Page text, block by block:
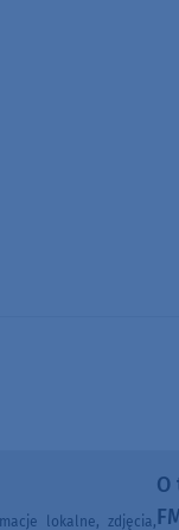
O
lokalne, zdjęcia,